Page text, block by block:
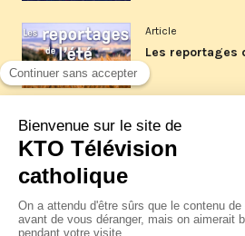
Article
Les reportages
La visite
XIV à Assise à
jeudi 6 août
Article
Le pape en